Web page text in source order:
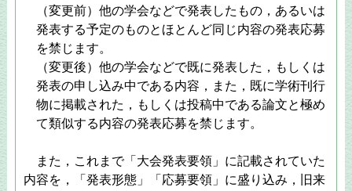
（変更前）他の学会などで発表したもの，あるいは
発表する予定のものとほとんど同じ内容の発表応募
を禁じます。
（変更後）他の学会などで既に発表した，もしくは
発表の申し込み中である内容，また，既に学術刊行
物に掲載された，もしくは投稿中である論文と極め
て類似する内容の発表応募を禁じます。
また，これまで「大会発表要領」に記載されていた
内容を，「発表形態」「応募要領」に盛り込み，旧来